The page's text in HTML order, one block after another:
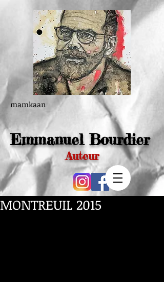
mamkaan
Emmanuel Bourdier
Auteur
MONTREUIL 2015